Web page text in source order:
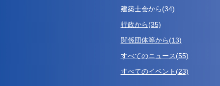
建築士会から(34)
行政から(35)
関係団体等から(13)
すべてのニュース(55)
すべてのイベント(23)